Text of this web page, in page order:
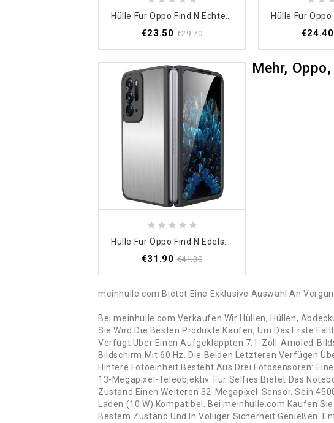
€23.50 €29.70 €24.40
€31.90 €41.30
Mehr,
meinhulle.com Bietet Eine Exklusive Auswahl An
Bei meinhulle.com Verkaufen Wir Hüllen, Hüllen,
Sie Wird Die Besten Produkte Kaufen, Um Das Erste
Verfügt Über Einen Aufgeklappten 7.1-Zoll-Amoled-
Bildschirm Mit 60 Hz. Die Beiden Letzteren Verfügen
Hintere Fotoeinheit Besteht Aus Drei Fotosensoren:
13-Megapixel-Teleobjektiv. Für Selfies Bietet Das
Zustand Einen Weiteren 32-Megapixel-Sensor. Sein
Laden (10 W) Kompatibel. Bei meinhulle.com Kaufen
Bestem Zustand Und In Völliger Sicherheit Genießen.